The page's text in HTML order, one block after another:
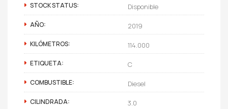
STOCK STATUS: Disponible
AÑO: 2019
KILÓMETROS: 114.000
ETIQUETA: C
COMBUSTIBLE: Diesel
CILINDRADA: 3.0